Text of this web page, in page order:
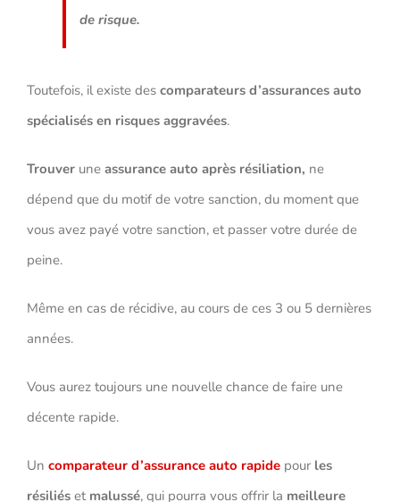
de risque.
Toutefois, il existe des comparateurs d’assurances auto
spécialisés en risques aggravées.
Trouver une assurance auto après résiliation, ne
dépend que du motif de votre sanction, du moment que
vous avez payé votre sanction, et passer votre durée de
peine.
Même en cas de récidive, au cours de ces 3 ou 5 dernières
années.
Vous aurez toujours une nouvelle chance de faire une
décente rapide.
Un comparateur d’assurance auto rapide pour les
résiliés et malussé, qui pourra vous offrir la meilleure